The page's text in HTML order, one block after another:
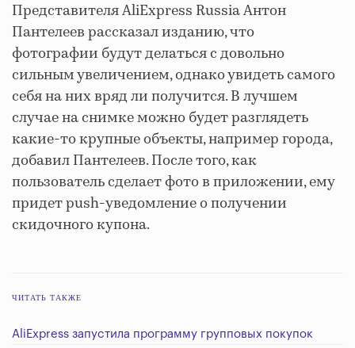
Представителя AliExpress Russia Антон
Пантелеев рассказал изданию, что
фотографии будут делаться с довольно
сильным увеличением, однако увидеть самого
себя на них вряд ли получится. В лучшем
случае на снимке можно будет разглядеть
какие-то крупные объекты, например города,
добавил Пантелеев. После того, как
пользователь сделает фото в приложении, ему
придет push-уведомление о получении
скидочного купона.
ЧИТАТЬ ТАКЖЕ
AliExpress запустила программу групповых покупок